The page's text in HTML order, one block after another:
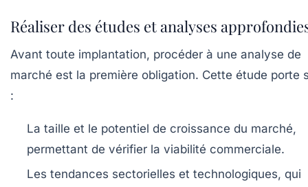
Réaliser des études et analyses
Avant toute implantation, procéder à une analyse de
marché est la première obligation. Cette étude porte
:
La taille et le potentiel de croissance du marché,
permettant de vérifier la viabilité commerciale.
Les tendances sectorielles et technologiques, qui